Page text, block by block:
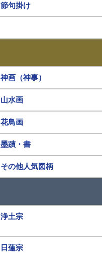
節句掛け
神画（神事）
山水画
花鳥画
墨蹟・書
その他人気図柄
浄土宗
日蓮宗